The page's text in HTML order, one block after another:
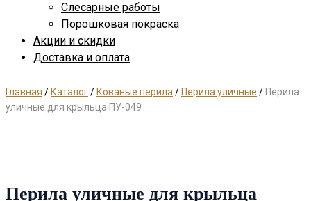
Слесарные работы
Порошковая покраска
Акции и скидки
Доставка и оплата
Главная / Каталог/ Кованые перила / Перила уличные / Перила
уличные для крыльца ПУ-049
Перила уличные для крыльца